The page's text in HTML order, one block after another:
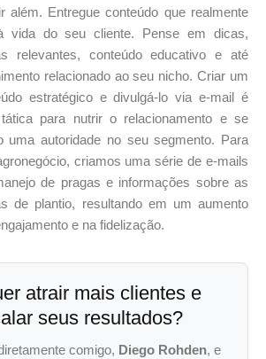
além. Entregue conteúdo que realmente
vida do seu cliente. Pense em dicas,
relevantes, conteúdo educativo e até
relacionado ao seu nicho. Criar um
estratégico e divulgá-lo via e-mail é
para nutrir o relacionamento e se
uma autoridade no seu segmento. Para
criamos uma série de e-mails
de pragas e informações sobre as
de plantio, resultando em um aumento
e na fidelização.
atrair mais clientes e
seus resultados?
comigo, Diego Rohden, e